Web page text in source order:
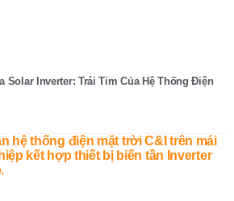
Solar Inverter: Trái Tim Của Hệ Thống Điện